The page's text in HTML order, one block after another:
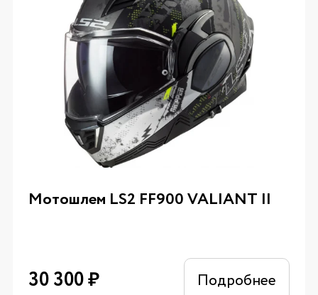
Мотошлем LS2 FF900 VALIANT II
30 300₽ Подробнее